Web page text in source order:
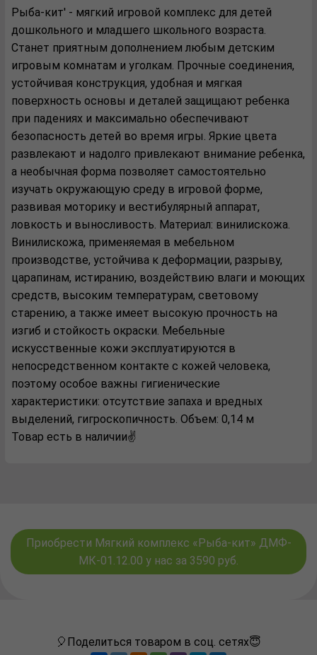
Рыба-кит' - мягкий игровой комплекс для детей
дошкольного и младшего школьного возраста.
Станет приятным дополнением любым детским
игровым комнатам и уголкам. Прочные соединения,
устойчивая конструкция, удобная и мягкая
поверхность основы и деталей защищают ребенка
при падениях и максимально обеспечивают
безопасность детей во время игры. Яркие цвета
развлекают и надолго привлекают внимание ребенка,
а необычная форма позволяет самостоятельно
изучать окружающую среду в игровой форме,
развивая моторику и вестибулярный аппарат,
ловкость и выносливость. Материал: винилискожа.
Винилискожа, применяемая в мебельном
производстве, устойчива к деформации, разрыву,
царапинам, истиранию, воздействию влаги и моющих
средств, высоким температурам, световому
старению, а также имеет высокую прочность на
изгиб и стойкость окраски. Мебельные
искусственные кожи эксплуатируются в
непосредственном контакте с кожей человека,
поэтому особое важны гигиенические
характеристики: отсутствие запаха и вредных
выделений, гигроскопичность. Объем: 0,14 м
Товар есть в наличии✌️
Приобрести Мягкий комплекс «Рыба-кит» ДМФ-
МК-01.12.00 у нас за 3590 руб.
🎈Поделиться товаром в соц. сетях😇